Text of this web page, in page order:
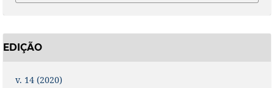
EDIÇÃO
v. 14 (2020)